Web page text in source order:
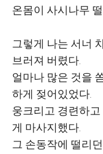
온몸이 사시나무
그렇게 나는 서너
브러져 버렸다.
얼마나 많은 것을
하게 젖어있었다.
웅크리고 경련하
게 마사지했다.
그 손동작에 떨리